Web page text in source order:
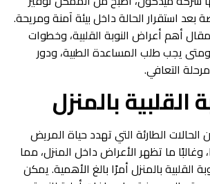
استقرار الحالة داخل بيئة آمنة ومريحة.
أهم أعراض النوبة القلبية، وخطوات
ومتى يجب طلب المساعدة الطبية، ودور
التعافي.
القلبية بالمنزل
الحالات الطارئة التي تهدد حياة المريض
وغالبًا ما تظهر الأعراض داخل المنزل، مما
القلبية بالمنزل أمرًا بالغ الأهمية. يمكن